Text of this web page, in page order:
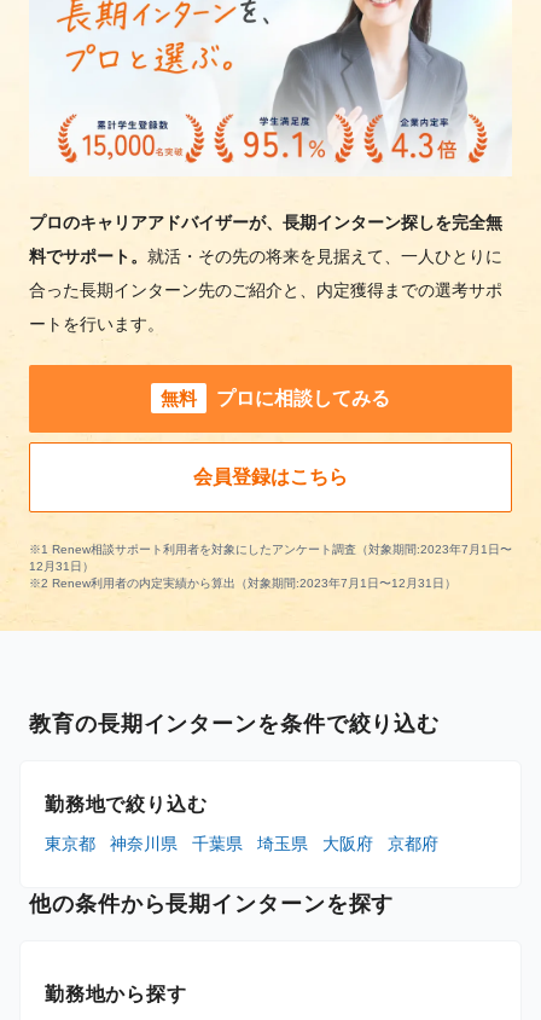
プロのキャリアアドバイザーが、長期インターン探しを完全無
料でサポート。 就活・その先の将来を見据えて、一人ひとりに
合った長期インターン先のご紹介と、内定獲得までの選考サポ
ートを行います。
無料 プロに相談してみる
会員登録はこちら
※1 Renew相談サポート利用者を対象にしたアンケート調査（対象期間:2023年7月1日〜
12月31日）
※2 Renew利用者の内定実績から算出（対象期間:2023年7月1日〜12月31日）
教育の長期インターンを条件で絞り込む
勤務地で絞り込む
東京都 神奈川県 千葉県 埼玉県 大阪府 京都府
他の条件から長期インターンを探す
勤務地から探す